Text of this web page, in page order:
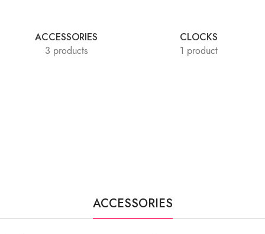
ACCESSORIES
3 products
CLOCKS
1 product
ACCESSORIES